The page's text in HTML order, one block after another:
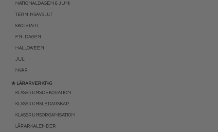
NATIONALDAGEN 6 JUNI
TERMINSAVSLUT
SKOLSTART
FN-DAGEN
HALLOWEEN
JUL
NYÅR
★ LÄRARVERKTYG
KLASSRUMSDEKORATION
KLASSRUMSLEDARSKAP
KLASSRUMSORGANISATION
LÄRARKALENDER